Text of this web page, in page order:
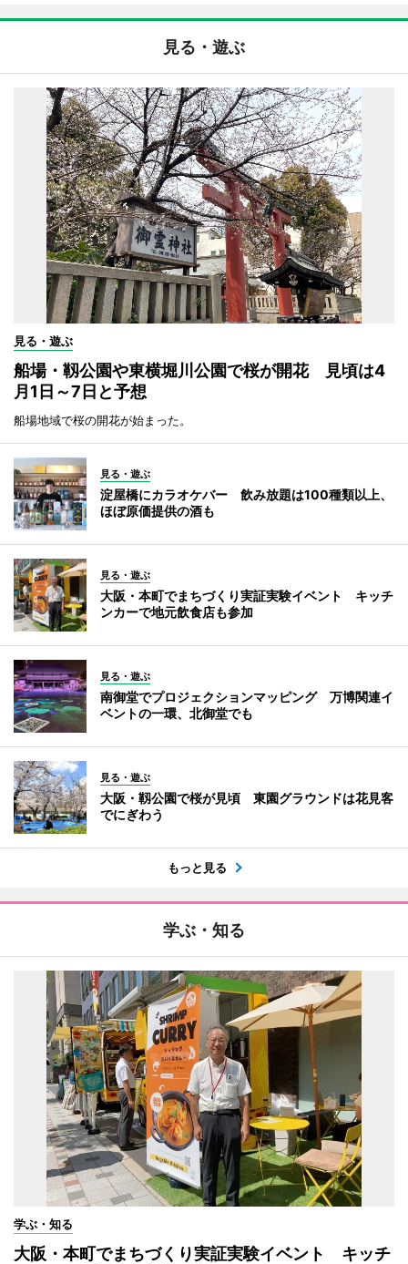
見る・遊ぶ
見る・遊ぶ
船場・靱公園や東横堀川公園で桜が開花 見頃は4
月1日～7日と予想
船場地域で桜の開花が始まった。
見る・遊ぶ
淀屋橋にカラオケバー 飲み放題は100種類以上、
ほぼ原価提供の酒も
見る・遊ぶ
大阪・本町でまちづくり実証実験イベント キッチ
ンカーで地元飲食店も参加
見る・遊ぶ
南御堂でプロジェクションマッピング 万博関連イ
ベントの一環、北御堂でも
見る・遊ぶ
大阪・靱公園で桜が見頃 東園グラウンドは花見客
でにぎわう
もっと見る
学ぶ・知る
学ぶ・知る
大阪・本町でまちづくり実証実験イベント キッチ